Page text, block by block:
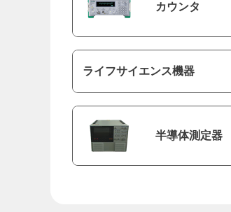
カウンタ
ライフサイエンス機器
半導体測定器